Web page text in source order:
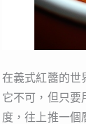
在義式紅醬的世
它不可，但只要
度，往上推一個